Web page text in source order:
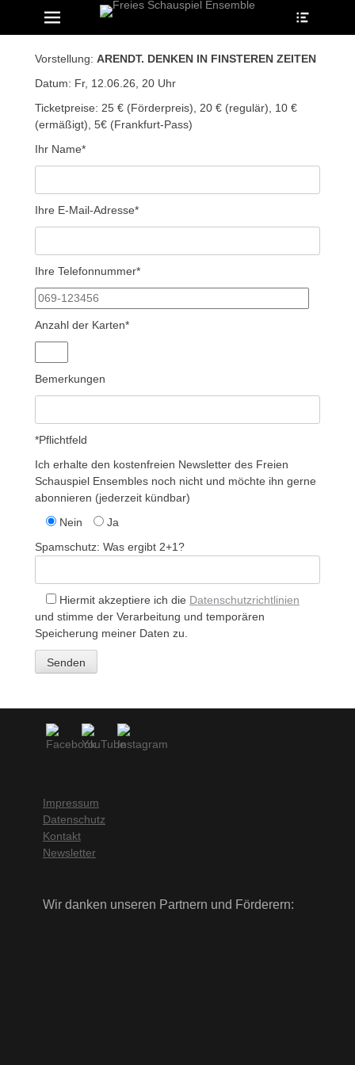
Erstes Menü
Inhalt:
Vorstellung: ARENDT. DENKEN IN FINSTEREN ZEITEN
Datum: Fr, 12.06.26, 20 Uhr
Ticketpreise: 25 € (Förderpreis), 20 € (regulär), 10 €
(ermäßigt), 5€ (Frankfurt-Pass)
Ihr Name*
Ihre E-Mail-Adresse*
Ihre Telefonnummer*
Anzahl der Karten*
Bemerkungen
*Pflichtfeld
Ich erhalte den kostenfreien Newsletter des Freien
Schauspiel Ensembles noch nicht und möchte ihn gerne
abonnieren (jederzeit kündbar)
Nein
Ja
Spamschutz: Was ergibt 2+1?
Hiermit akzeptiere ich die Datenschutzrichtlinien
und stimme der Verarbeitung und temporären
Speicherung meiner Daten zu.
Impressum
Datenschutz
Kontakt
Newsletter
Wir danken unseren Partnern und Förderern: